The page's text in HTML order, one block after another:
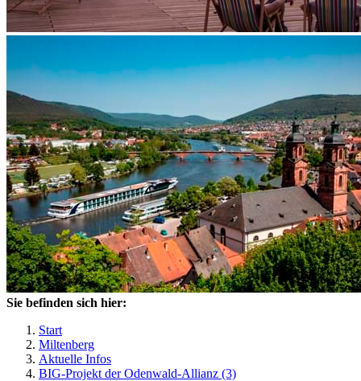
Sie befinden sich hier:
Start
Miltenberg
Aktuelle Infos
BIG-Projekt der Odenwald-Allianz (3)